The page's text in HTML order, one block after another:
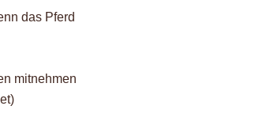
das Pferd
mitnehmen